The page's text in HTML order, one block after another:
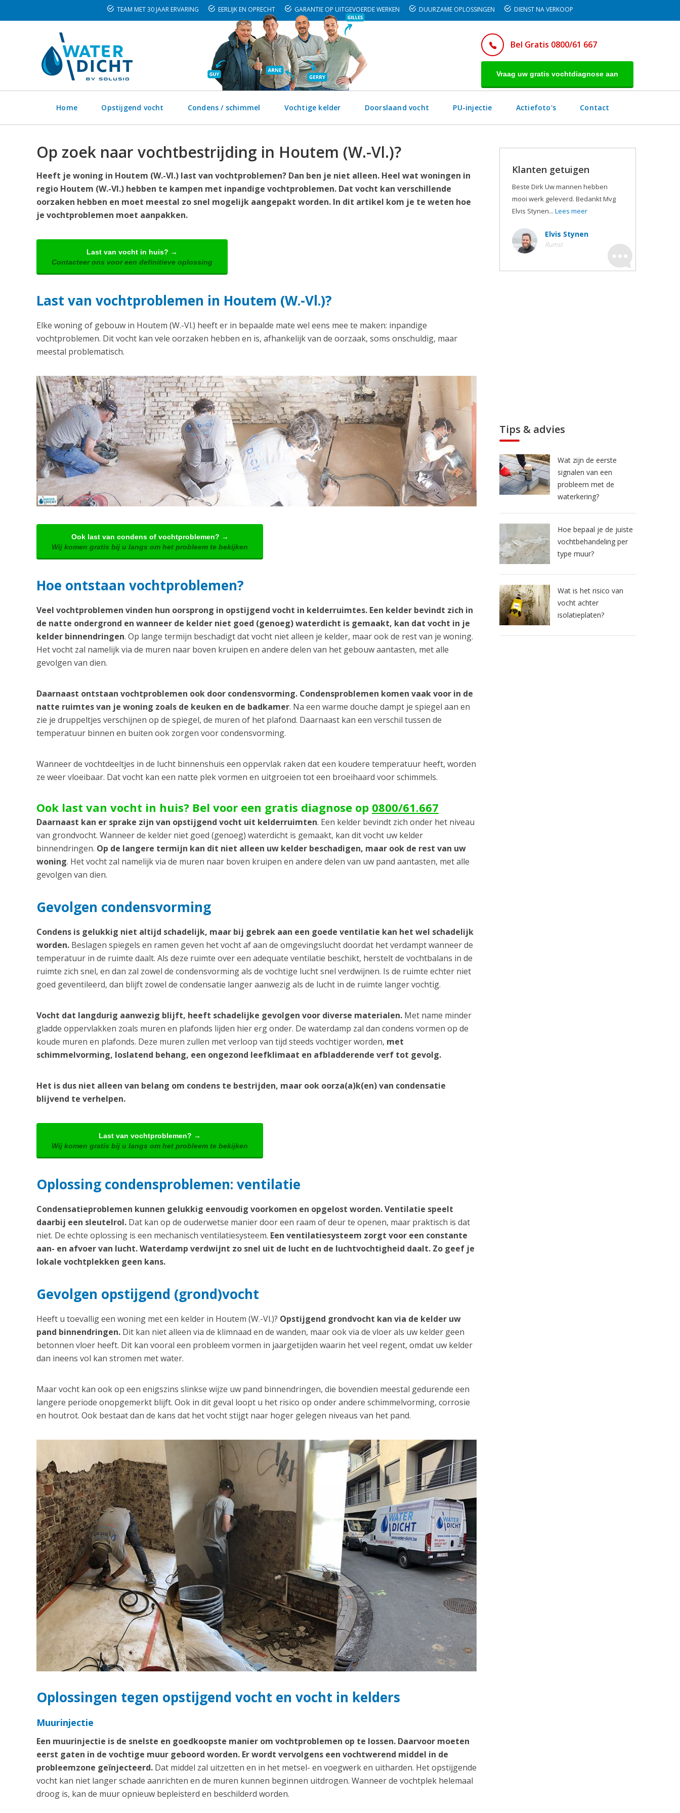
TEAM MET 30 JAAR ERVARING EERLIJK EN OPRECHT GARANTIE OP UITGEVOERDE WERKEN DUURZAME OPLOSSINGEN DIENST NA VERKOOP
Bel Gratis 0800/61 667
Vraag uw gratis vochtdiagnose aan
Home Opstijgend vocht Condens / schimmel Vochtige kelder Doorslaand vocht PU-injectie Actiefoto's Contact
Op zoek naar vochtbestrijding in Houtem (W.-Vl.)?
Heeft je woning in Houtem (W.-Vl.) last van vochtproblemen? Dan ben je niet alleen. Heel wat woningen in
regio Houtem (W.-Vl.) hebben te kampen met inpandige vochtproblemen. Dat vocht kan verschillende
oorzaken hebben en moet meestal zo snel mogelijk aangepakt worden. In dit artikel kom je te weten hoe
je vochtproblemen moet aanpakken.
Last van vocht in huis? →
Contacteer ons voor een definitieve oplossing
Last van vochtproblemen in Houtem (W.-Vl.)?
Elke woning of gebouw in Houtem (W.-Vl.) heeft er in bepaalde mate wel eens mee te maken: inpandige
vochtproblemen. Dit vocht kan vele oorzaken hebben en is, afhankelijk van de oorzaak, soms onschuldig, maar
meestal problematisch.
Ook last van condens of vochtproblemen? →
Wij komen gratis bij u langs om het probleem te bekijken
Hoe ontstaan vochtproblemen?
Veel vochtproblemen vinden hun oorsprong in opstijgend vocht in kelderruimtes. Een kelder bevindt zich in
de natte ondergrond en wanneer de kelder niet goed (genoeg) waterdicht is gemaakt, kan dat vocht in je
kelder binnendringen. Op lange termijn beschadigt dat vocht niet alleen je kelder, maar ook de rest van je woning.
Het vocht zal namelijk via de muren naar boven kruipen en andere delen van het gebouw aantasten, met alle
gevolgen van dien.
Daarnaast ontstaan vochtproblemen ook door condensvorming. Condensproblemen komen vaak voor in de
natte ruimtes van je woning zoals de keuken en de badkamer. Na een warme douche dampt je spiegel aan en
zie je druppeltjes verschijnen op de spiegel, de muren of het plafond. Daarnaast kan een verschil tussen de
temperatuur binnen en buiten ook zorgen voor condensvorming.
Wanneer de vochtdeeltjes in de lucht binnenshuis een oppervlak raken dat een koudere temperatuur heeft, worden
ze weer vloeibaar. Dat vocht kan een natte plek vormen en uitgroeien tot een broeihaard voor schimmels.
Ook last van vocht in huis? Bel voor een gratis diagnose op 0800/61.667
Daarnaast kan er sprake zijn van opstijgend vocht uit kelderruimten. Een kelder bevindt zich onder het niveau
van grondvocht. Wanneer de kelder niet goed (genoeg) waterdicht is gemaakt, kan dit vocht uw kelder
binnendringen. Op de langere termijn kan dit niet alleen uw kelder beschadigen, maar ook de rest van uw
woning. Het vocht zal namelijk via de muren naar boven kruipen en andere delen van uw pand aantasten, met alle
gevolgen van dien.
Gevolgen condensvorming
Condens is gelukkig niet altijd schadelijk, maar bij gebrek aan een goede ventilatie kan het wel schadelijk
worden. Beslagen spiegels en ramen geven het vocht af aan de omgevingslucht doordat het verdampt wanneer de
temperatuur in de ruimte daalt. Als deze ruimte over een adequate ventilatie beschikt, herstelt de vochtbalans in de
ruimte zich snel, en dan zal zowel de condensvorming als de vochtige lucht snel verdwijnen. Is de ruimte echter niet
goed geventileerd, dan blijft zowel de condensatie langer aanwezig als de lucht in de ruimte langer vochtig.
Vocht dat langdurig aanwezig blijft, heeft schadelijke gevolgen voor diverse materialen. Met name minder
gladde oppervlakken zoals muren en plafonds lijden hier erg onder. De waterdamp zal dan condens vormen op de
koude muren en plafonds. Deze muren zullen met verloop van tijd steeds vochtiger worden, met
schimmelvorming, loslatend behang, een ongezond leefklimaat en afbladderende verf tot gevolg.
Het is dus niet alleen van belang om condens te bestrijden, maar ook oorza(a)k(en) van condensatie
blijvend te verhelpen.
Last van vochtproblemen? →
Wij komen gratis bij u langs om het probleem te bekijken
Oplossing condensproblemen: ventilatie
Condensatieproblemen kunnen gelukkig eenvoudig voorkomen en opgelost worden. Ventilatie speelt
daarbij een sleutelrol. Dat kan op de ouderwetse manier door een raam of deur te openen, maar praktisch is dat
niet. De echte oplossing is een mechanisch ventilatiesysteem. Een ventilatiesysteem zorgt voor een constante
aan- en afvoer van lucht. Waterdamp verdwijnt zo snel uit de lucht en de luchtvochtigheid daalt. Zo geef je
lokale vochtplekken geen kans.
Gevolgen opstijgend (grond)vocht
Heeft u toevallig een woning met een kelder in Houtem (W.-Vl.)? Opstijgend grondvocht kan via de kelder uw
pand binnendringen. Dit kan niet alleen via de klimnaad en de wanden, maar ook via de vloer als uw kelder geen
betonnen vloer heeft. Dit kan vooral een probleem vormen in jaargetijden waarin het veel regent, omdat uw kelder
dan ineens vol kan stromen met water.
Maar vocht kan ook op een enigszins slinkse wijze uw pand binnendringen, die bovendien meestal gedurende een
langere periode onopgemerkt blijft. Ook in dit geval loopt u het risico op onder andere schimmelvorming, corrosie
en houtrot. Ook bestaat dan de kans dat het vocht stijgt naar hoger gelegen niveaus van het pand.
Oplossingen tegen opstijgend vocht en vocht in kelders
Muurinjectie
Een muurinjectie is de snelste en goedkoopste manier om vochtproblemen op te lossen. Daarvoor moeten
eerst gaten in de vochtige muur geboord worden. Er wordt vervolgens een vochtwerend middel in de
probleemzone geïnjecteerd. Dat middel zal uitzetten en in het metsel- en voegwerk en uitharden. Het opstijgende
vocht kan niet langer schade aanrichten en de muren kunnen beginnen uitdrogen. Wanneer de vochtplek helemaal
droog is, kan de muur opnieuw bepleisterd en beschilderd worden.
Klanten getuigen
Beste Dirk Uw mannen hebben
mooi werk geleverd. Bedankt Mvg
Elvis Stynen... Lees meer
Elvis Stynen
Rumst
Tips & advies
Wat zijn de eerste
signalen van een
probleem met de
waterkering?
Hoe bepaal je de juiste
vochtbehandeling per
type muur?
Wat is het risico van
vocht achter
isolatieplaten?